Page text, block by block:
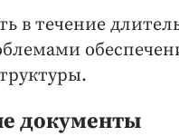
в течение
документы